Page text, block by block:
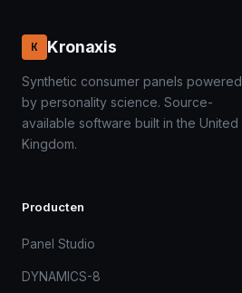
K Kronaxis
Synthetic consumer panels powered
by personality science. Source-
available software built in the United
Kingdom.
Producten
Panel Studio
DYNAMICS-8